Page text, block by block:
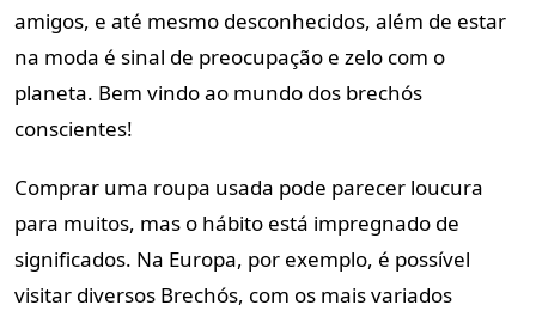
amigos, e até mesmo desconhecidos, além de estar
na moda é sinal de preocupação e zelo com o
planeta. Bem vindo ao mundo dos brechós
conscientes!
Comprar uma roupa usada pode parecer loucura
para muitos, mas o hábito está impregnado de
significados. Na Europa, por exemplo, é possível
visitar diversos Brechós, com os mais variados